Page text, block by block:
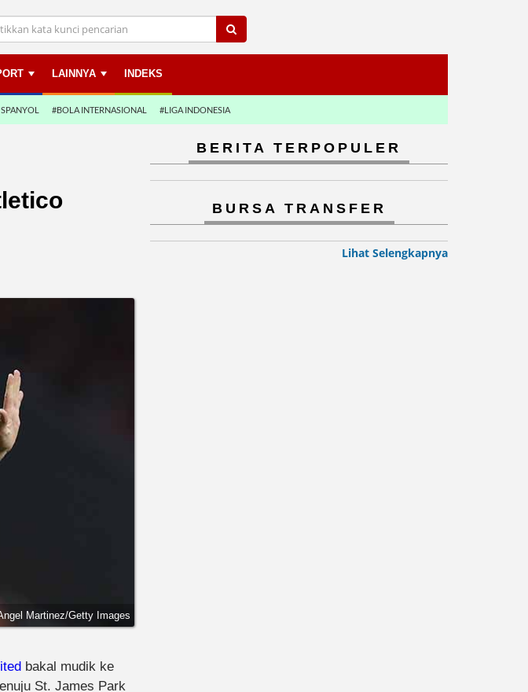
LAINNYA INDEKS
#BOLA INTERNASIONAL #LIGA INDONESIA
Martinez/Getty Images
bakal mudik ke
St. James Park
BERITA TERPOPULER
BURSA TRANSFER
Lihat Selengkapnya